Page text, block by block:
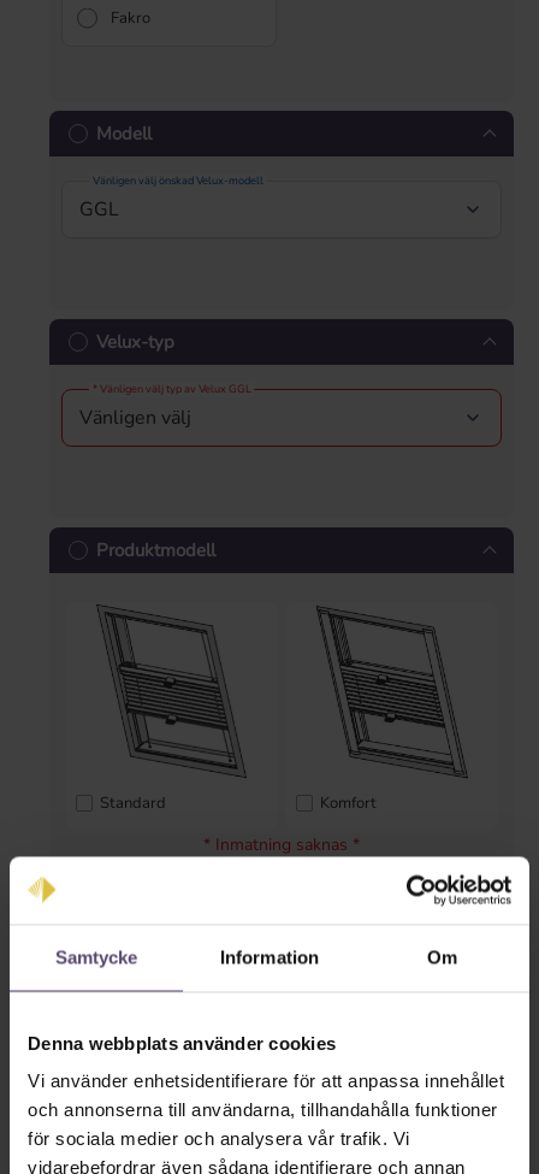
Samtycke Information Om
Denna webbplats använder cookies
Vi använder enhetsidentifierare för att anpassa innehållet
och annonserna till användarna, tillhandahålla funktioner
för sociala medier och analysera vår trafik. Vi
vidarebefordrar även sådana identifierare och annan
Fakro
Modell
Vänligen välj önskad Velux-modell
Velux-typ
* Vänligen välj typ av Velux GGL
Produktmodell
Standard Komfort
* Inmatning saknas *
vit silver